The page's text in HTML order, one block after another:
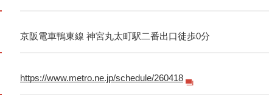
京阪電車鴨東線 神宮丸太町駅二番出口徒歩0分
https://www.metro.ne.jp/schedule/260418